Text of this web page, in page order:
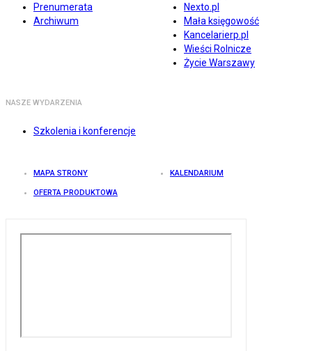
Prenumerata
Archiwum
Nexto.pl
Mała księgowość
Kancelarierp.pl
Wieści Rolnicze
Życie Warszawy
NASZE WYDARZENIA
Szkolenia i konferencje
MAPA STRONY KALENDARIUM
OFERTA PRODUKTOWA